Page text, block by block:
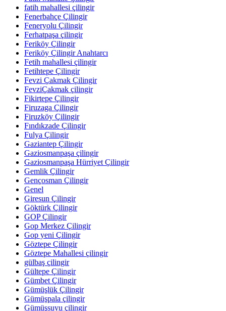
fatih mahallesi çilingir
Fenerbahçe Çilingir
Feneryolu Çilingir
Ferhatpaşa çilingir
Feriköy Çilingir
Feriköy Çilingir Anahtarcı
Fetih mahallesi çilingir
Fetihtepe Çilingir
Fevzi Çakmak Çilingir
FevziÇakmak çilingir
Fikirtepe Çilingir
Firuzaga Çilingir
Firuzköy Çilingir
Fındıkzade Çilingir
Fulya Çilingir
Gaziantep Çilingir
Gaziosmanpaşa çilingir
Gaziosmanpaşa Hürriyet Çilingir
Gemlik Çilingir
Gençosman Çilingir
Genel
Giresun Çilingir
Göktürk Çilingir
GOP Çilingir
Gop Merkez Çilingir
Gop yeni Çilingir
Göztepe Çilingir
Göztepe Mahallesi çilingir
gülbaş çilingir
Gültepe Çilingir
Gümbet Çilingir
Gümüşlük Çilingir
Gümüşpala çilingir
Gümüşsuyu çilingir